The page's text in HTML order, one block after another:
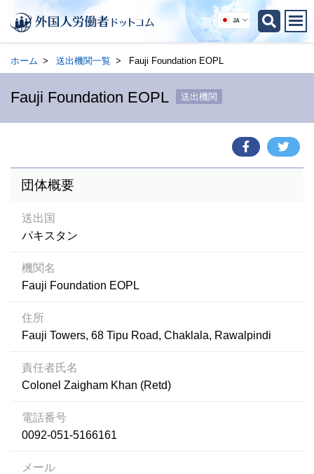
JA
ホーム 送出機関一覧 Fauji Foundation EOPL
Fauji Foundation EOPL 送出機関
団体概要
送出国
パキスタン
機関名
Fauji Foundation EOPL
住所
Fauji Towers, 68 Tipu Road, Chaklala, Rawalpindi
責任者氏名
Colonel Zaigham Khan (Retd)
電話番号
0092-051-5166161
メール